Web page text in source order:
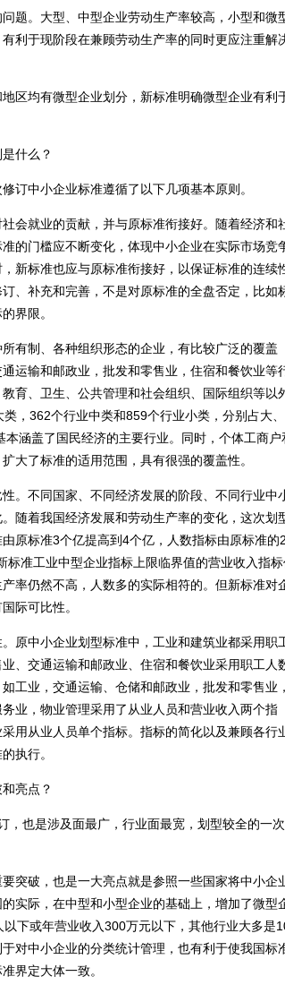
题。大型、中型企业劳动生产率较高，小型和微
利于现阶段在兼顾劳动生产率的同时更应注重解
区均有微型企业划分，新标准明确微型企业有利
什么？
订中小企业标准遵循了以下几项基本原则。
会就业的贡献，并与原标准衔接好。随着经济和
的门槛应不断变化，体现中小企业在实际市场竞
新标准也应与原标准衔接好，以保证标准的连续
、补充和完善，不是对原标准的全盘否定，比如
界限。
有制、各种组织形态的企业，有比较广泛的覆盖
运输和邮政业，批发和零售业，住宿和餐饮业等
育、卫生、公共管理和社会组织、国际组织等以
，362个行业中类和859个行业小类，分别占大
涵盖了国民经济的主要行业。同时，个体工商户
大了标准的适用范围，具有很强的覆盖性。
。不同国家、不同经济发展的阶段、不同行业中
随着我国经济发展和劳动生产率的变化，这次划
原标准3个亿提高到4个亿，人数指标由原标准的
准工业中型企业指标上限临界值的营业收入指标
率仍然不高，人数多的实际相符的。但新标准对
际可比性。
原中小企业划型标准中，工业和建筑业都采用职
、交通运输和邮政业、住宿和餐饮业采用职工人
工业，交通运输、仓储和邮政业，批发和零售业，
业，物业管理采用了从业人员和营业收入两个指
用从业人员单个指标。指标的简化以及兼顾各行
执行。
亮点？
也是涉及面最广，行业面最宽，划型较全的一次
突破，也是一大亮点就是参照一些国家将中小企
实际，在中型和小型企业的基础上，增加了微型
下或年营业收入300万元以下，其他行业大多是
对中小企业的分类统计管理，也有利于使我国标
界定大体一致。